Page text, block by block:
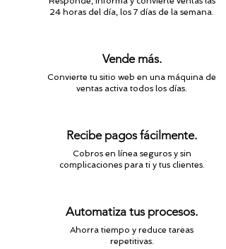
24 horas del día, los 7 días de la semana.
Vende más.
Convierte tu sitio web en una máquina de
ventas activa todos los días.
Recibe pagos fácilmente.
Cobros en línea seguros y sin
complicaciones para ti y tus clientes.
Automatiza tus procesos.
Ahorra tiempo y reduce tareas
repetitivas.